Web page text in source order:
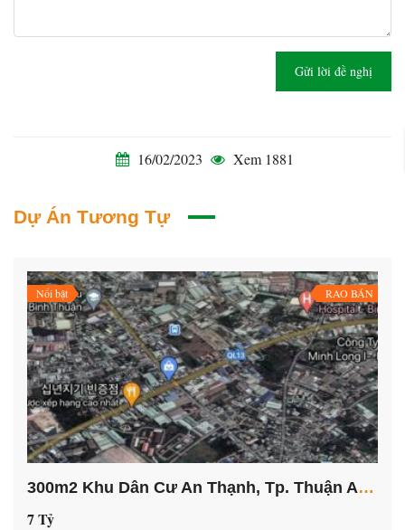
Gửi lời đề nghị
16/02/2023 Xem 1881
Dự Án Tương Tự
Nổi bật RAO BÁN
300m2 Khu Dân Cư An Thạnh, Tp. Thuận An, Bình Dương.
7 Tỷ